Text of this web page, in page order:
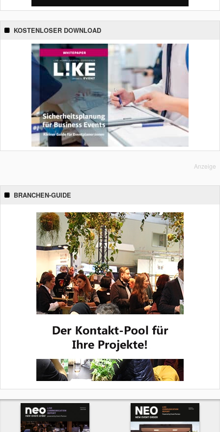
KOSTENLOSER DOWNLOAD
Anzeige
BRANCHEN-GUIDE